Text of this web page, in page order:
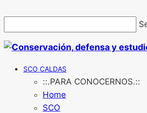
SCO CALDAS
::.PARA CONOCERNOS.::
Home
SCO